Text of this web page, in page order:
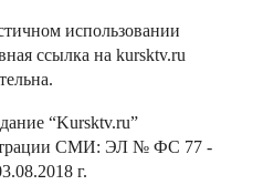
использовании
ссылка на kursktv.ru
“Kursktv.ru”
СМИ: ЭЛ № ФС 77 -
г.